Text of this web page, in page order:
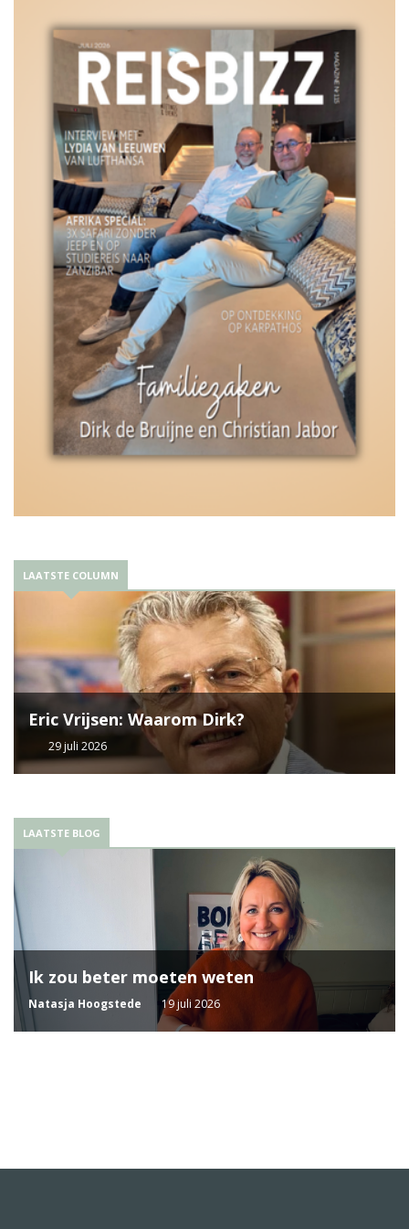
LAATSTE COLUMN
Eric Vrijsen: Waarom Dirk?
29 juli 2026
LAATSTE BLOG
Ik zou beter moeten weten
Natasja Hoogstede 19 juli 2026